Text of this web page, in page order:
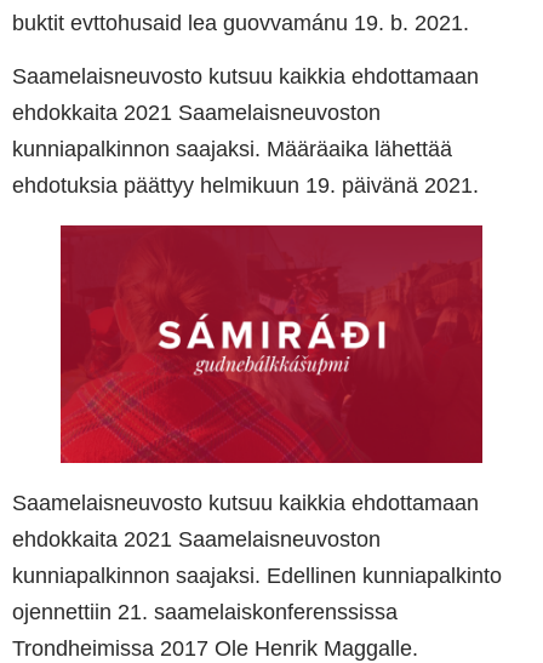
buktit evttohusaid lea guovvamánu 19. b. 2021.
Saamelaisneuvosto kutsuu kaikkia ehdottamaan
ehdokkaita 2021 Saamelaisneuvoston
kunniapalkinnon saajaksi. Määräaika lähettää
ehdotuksia päättyy helmikuun 19. päivänä 2021.
Saamelaisneuvosto kutsuu kaikkia ehdottamaan
ehdokkaita 2021 Saamelaisneuvoston
kunniapalkinnon saajaksi. Edellinen kunniapalkinto
ojennettiin 21. saamelaiskonferenssissa
Trondheimissa 2017 Ole Henrik Maggalle.